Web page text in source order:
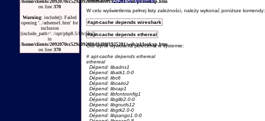
/home/clients/2092070cc529a092f88d8480f1925281/web/pl/lookxp.htm
on line 370
Warning: include(): Failed
opening '../adsense1.htm' for
inclusion
(include_path='.:/opt/php8.5/lib/php')
in
/home/clients/2092070cc529a092f88d8480f1925281/web/pl/lookxp.htm
on line 370
W celu wyświetlenia pełnej listy zależności, należy wykonać poniższe komendy:
#apt-cache depends wireshark
#apt-cache depends ethereal
Oto wynik wywołania polecenia w systemie:
# apt-cache depends ethereal
ethereal
Dépend: libadns1
Dépend: libatk1.0-0
Dépend: libc6
Dépend: libcairo2
Dépend: libcap1
Dépend: libfontconfig1
Dépend: libglib2.0-0
Dépend: libgnutls12
Dépend: libgtk2.0-0
Dépend: libpango1.0-0